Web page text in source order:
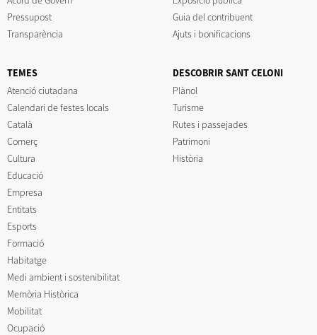
Pressupost
Transparència
Guia del contribuent
Ajuts i bonificacions
TEMES
Atenció ciutadana
Calendari de festes locals
Català
Comerç
Cultura
Educació
Empresa
Entitats
Esports
Formació
Habitatge
Medi ambient i sostenibilitat
Memòria Històrica
Mobilitat
Ocupació
DESCOBRIR SANT CELONI
Plànol
Turisme
Rutes i passejades
Patrimoni
Història